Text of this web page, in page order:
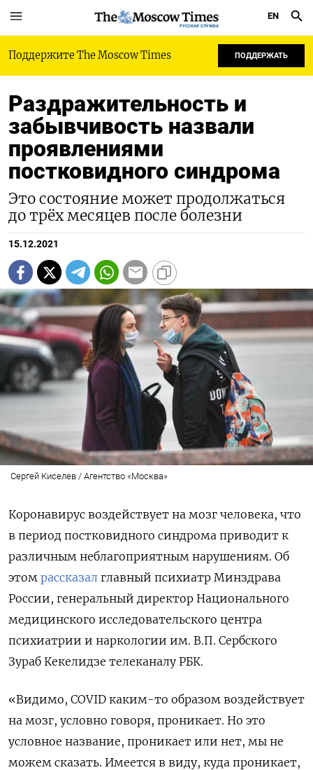
РУССКАЯ СЛУЖБА
EN
Поддержите The Moscow Times ПОДДЕРЖАТЬ
Раздражительность и
забывчивость назвали
проявлениями
постковидного синдрома
Это состояние может продолжаться
до трёх месяцев после болезни
15.12.2021
Сергей Киселев / Агентство «Москва»
Коронавирус воздействует на мозг человека, что
в период постковидного синдрома приводит к
различным неблагоприятным нарушениям. Об
этом рассказал главный психиатр Минздрава
России, генеральный директор Национального
медицинского исследовательского центра
психиатрии и наркологии им. В.П. Сербского
Зураб Кекелидзе телеканалу РБК.
«Видимо, COVID каким-то образом воздействует
на мозг, условно говоря, проникает. Но это
условное название, проникает или нет, мы не
можем сказать. Имеется в виду, куда проникает,